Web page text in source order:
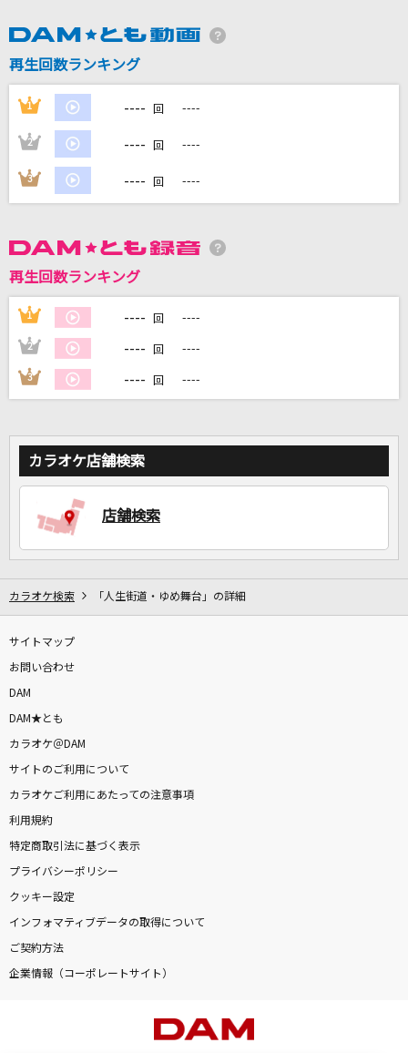
LIP×LIP(勇次郎・愛蔵/CV:内山昂輝・島崎信長)
カラオケ最新情報をチェック！
再生回数ランキング
1 ---- 回 ----
2 ---- 回 ----
3 ---- 回 ----
再生回数ランキング
1 ---- 回 ----
2 ---- 回 ----
3 ---- 回 ----
カラオケ店舗検索
店舗検索
カラオケ検索 「人生街道・ゆめ舞台」の詳細
サイトマップ
お問い合わせ
DAM
DAM★とも
カラオケ＠DAM
サイトのご利用について
カラオケご利用にあたっての注意事項
利用規約
特定商取引法に基づく表示
プライバシーポリシー
クッキー設定
インフォマティブデータの取得について
ご契約方法
企業情報（コーポレートサイト）